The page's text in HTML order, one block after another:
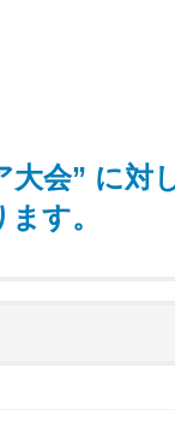
大会” に対
ます。